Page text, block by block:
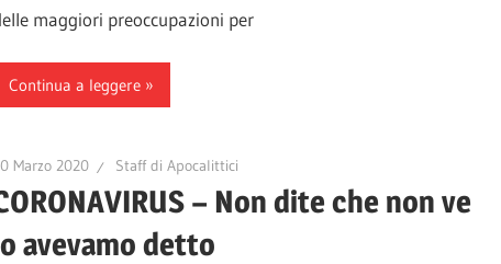
maggiori preoccupazioni per
Continua a leggere
Marzo 2020 Staff di Apocalittici
– Non dite che non ve
avevamo detto